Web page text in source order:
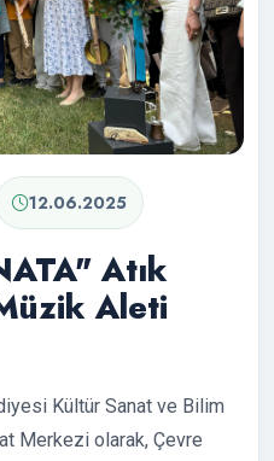
12.06.2025
Atık
Aleti
Kültür Sanat ve Bilim
Merkezi olarak, Çevre